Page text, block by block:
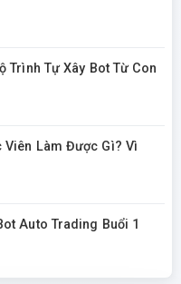
Trình Tự Xây Bot Từ Con
Viên Làm Được Gì? Vì
Auto Trading Buổi 1